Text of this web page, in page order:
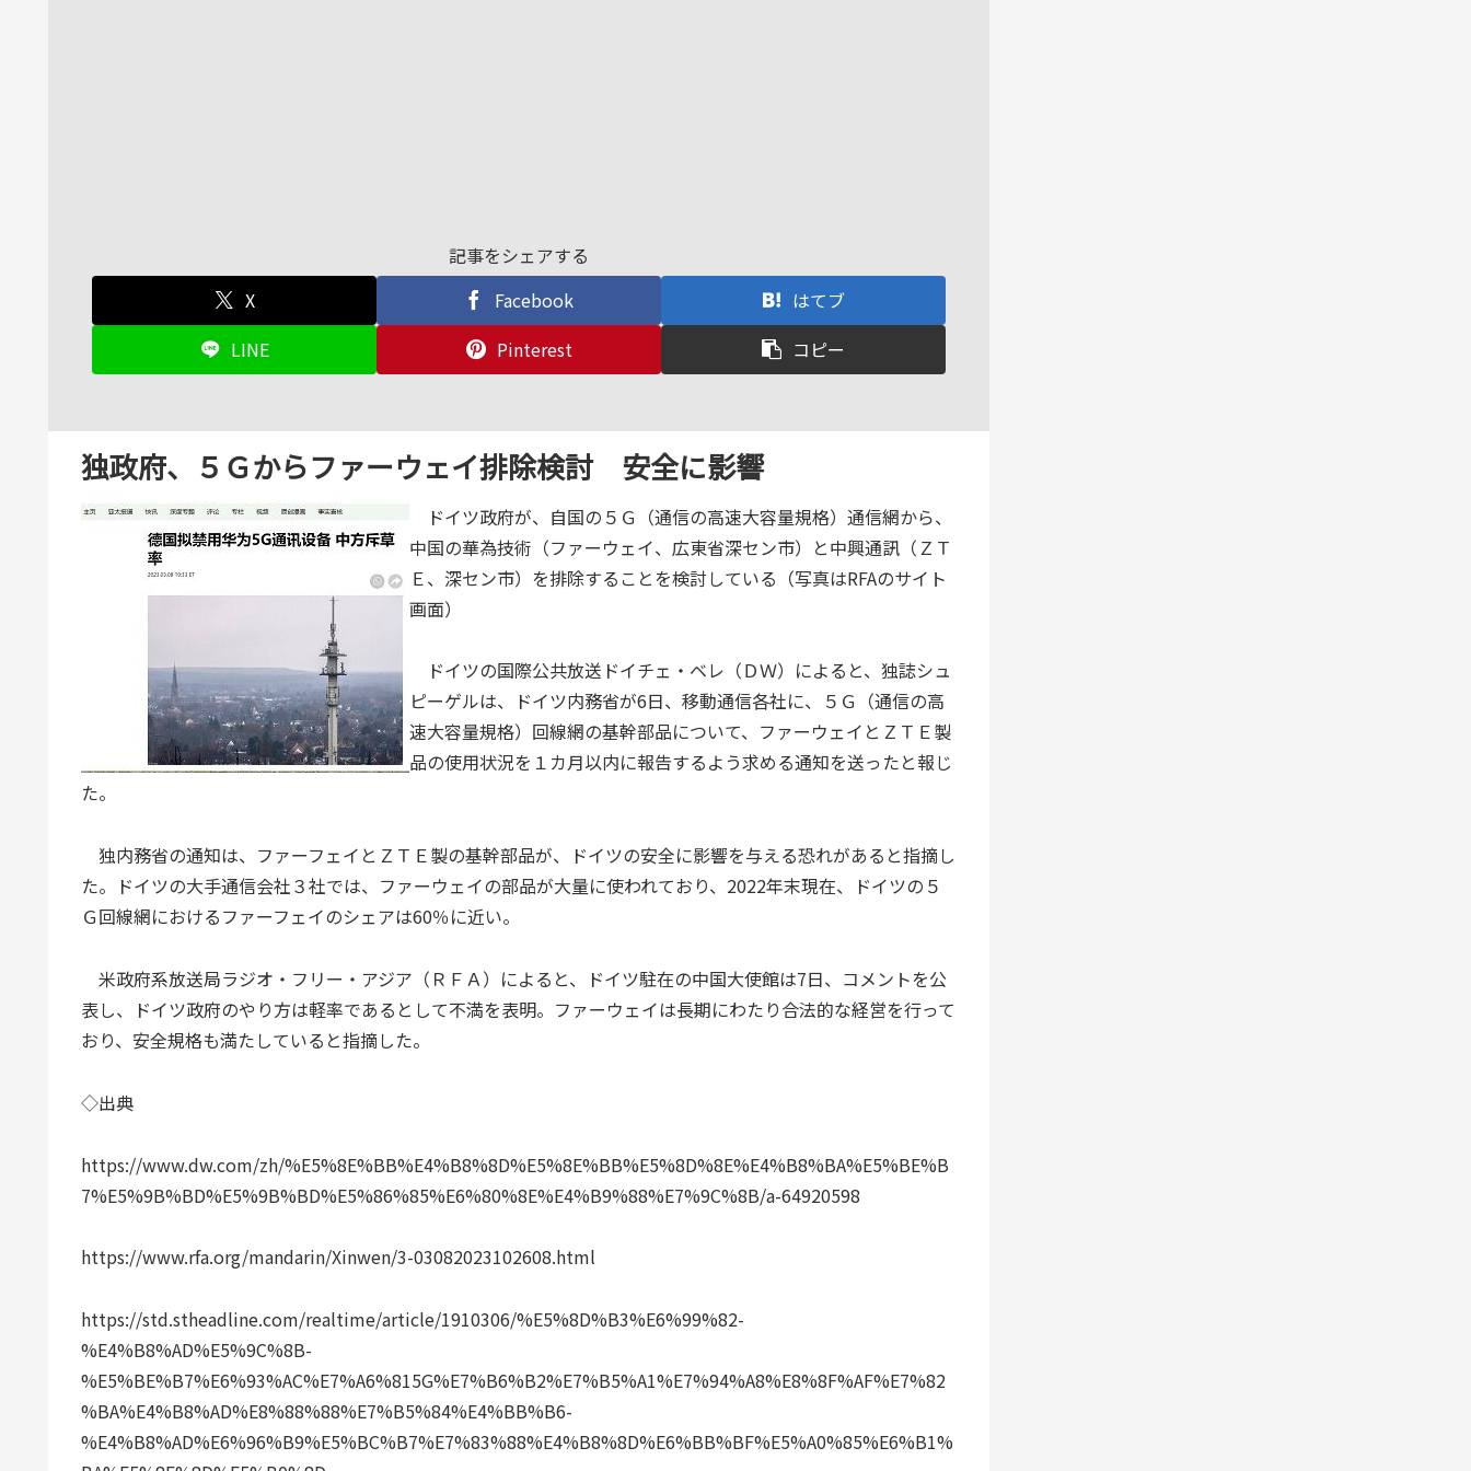
記事をシェアする
X
Facebook
はてブ
LINE
Pinterest コピー
独政府、５Ｇからファーウェイ排除検討 安全に影響
ドイツ政府が、自国の５Ｇ（通信の高速大容量規格）通信網から、
中国の華為技術（ファーウェイ、広東省深セン市）と中興通訊（ＺＴ
Ｅ、深セン市）を排除することを検討している（写真はRFAのサイト
画面）
ドイツの国際公共放送ドイチェ・ベレ（ＤＷ）によると、独誌シュ
ピーゲルは、ドイツ内務省が6日、移動通信各社に、５Ｇ（通信の高
速大容量規格）回線網の基幹部品について、ファーウェイとＺＴＥ製
品の使用状況を１カ月以内に報告するよう求める通知を送ったと報じ
た。
独内務省の通知は、ファーフェイとＺＴＥ製の基幹部品が、ドイツの安全に影響を与える恐れがあると指摘し
た。ドイツの大手通信会社３社では、ファーウェイの部品が大量に使われており、2022年末現在、ドイツの５
Ｇ回線網におけるファーフェイのシェアは60％に近い。
米政府系放送局ラジオ・フリー・アジア（ＲＦＡ）によると、ドイツ駐在の中国大使館は7日、コメントを公
表し、ドイツ政府のやり方は軽率であるとして不満を表明。ファーウェイは長期にわたり合法的な経営を行って
おり、安全規格も満たしていると指摘した。
◇出典
https://www.dw.com/zh/%E5%8E%BB%E4%B8%8D%E5%8E%BB%E5%8D%8E%E4%B8%BA%E5%BE%B
7%E5%9B%BD%E5%9B%BD%E5%86%85%E6%80%8E%E4%B9%88%E7%9C%8B/a-64920598
https://www.rfa.org/mandarin/Xinwen/3-03082023102608.html
https://std.stheadline.com/realtime/article/1910306/%E5%8D%B3%E6%99%82-
%E4%B8%AD%E5%9C%8B-
%E5%BE%B7%E6%93%AC%E7%A6%815G%E7%B6%B2%E7%B5%A1%E7%94%A8%E8%8F%AF%E7%82
%BA%E4%B8%AD%E8%88%88%E7%B5%84%E4%BB%B6-
%E4%B8%AD%E6%96%B9%E5%BC%B7%E7%83%88%E4%B8%8D%E6%BB%BF%E5%A0%85%E6%B1%